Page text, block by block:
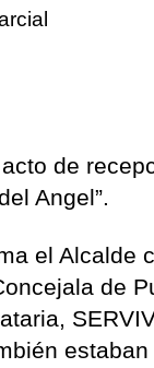
de
Angel”.
el Alcalde
de